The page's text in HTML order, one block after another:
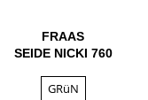
FRAAS
SEIDE NICKI 760
GRüN